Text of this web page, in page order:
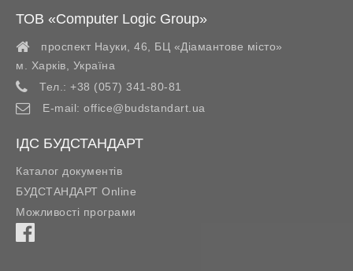
ТОВ «Computer Logic Group»
проспект Науки, 46, БЦ «Діамантове місто»
м. Харків
Україна
Тел.: +38 (057) 341-80-81
E-mail: office@budstandart.ua
ІДС БУДСТАНДАРТ
Каталог документів
БУДСТАНДАРТ Online
Можливості програми